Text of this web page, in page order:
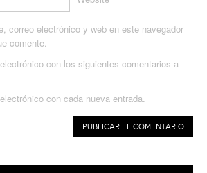
correo electrónico y web en este navegador
comente.
con los siguientes comentarios a
con cada nueva entrada.